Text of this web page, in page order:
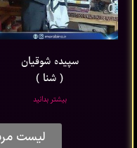
سپیده شوقیان
( شنا )
بیشتر بدانید
لیست